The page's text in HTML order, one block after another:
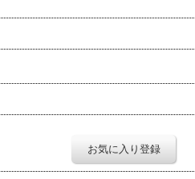
お気に入り登録